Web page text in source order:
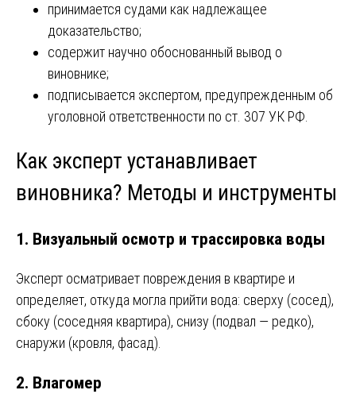
принимается судами как надлежащее
доказательство;
содержит научно обоснованный вывод о
виновнике;
подписывается экспертом, предупрежденным об
уголовной ответственности по ст. 307 УК РФ.
Как эксперт устанавливает
виновника? Методы и инструменты
1. Визуальный осмотр и трассировка воды
Эксперт осматривает повреждения в квартире и
определяет, откуда могла прийти вода: сверху (сосед),
сбоку (соседняя квартира), снизу (подвал — редко),
снаружи (кровля, фасад).
2. Влагомер